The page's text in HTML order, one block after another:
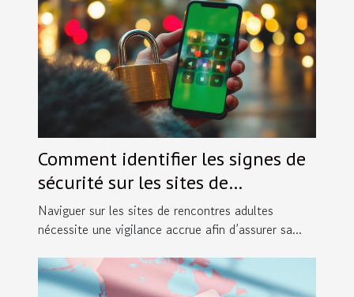
Comment identifier les signes de
sécurité sur les sites de
rencontres adultes ?
Naviguer sur les sites de rencontres adultes
nécessite une vigilance accrue afin d’assurer sa...